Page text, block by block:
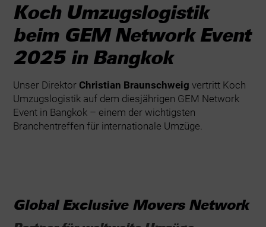
Koch Umzugslogistik
beim GEM Network Event
2025 in Bangkok
Unser Direktor Christian Braunschweig vertritt Koch
Umzugslogistik auf dem diesjährigen GEM Network
Event in Bangkok – einem der wichtigsten
Branchentreffen für internationale Umzüge.
Global Exclusive Movers Network